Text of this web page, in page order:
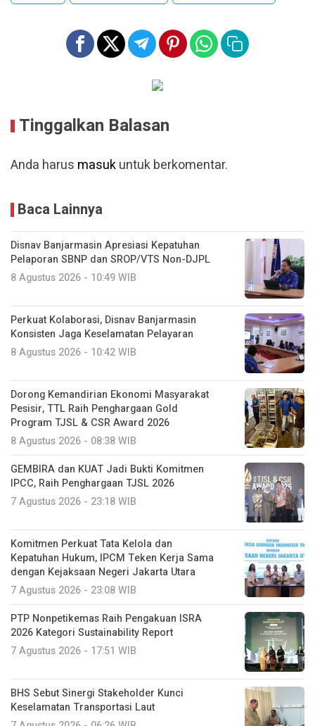
Tinggalkan Balasan
Anda harus masukuntuk berkomentar.
Baca Lainnya
Disnav Banjarmasin Apresiasi Kepatuhan
Pelaporan SBNP dan SROP/VTS Non-DJPL
8 Agustus 2026 - 10:49 WIB
Perkuat Kolaborasi, Disnav Banjarmasin
Konsisten Jaga Keselamatan Pelayaran
8 Agustus 2026 - 10:42 WIB
Dorong Kemandirian Ekonomi Masyarakat
Pesisir, TTL Raih Penghargaan Gold
Program TJSL & CSR Award 2026
8 Agustus 2026 - 08:38 WIB
GEMBIRA dan KUAT Jadi Bukti Komitmen
IPCC, Raih Penghargaan TJSL 2026
7 Agustus 2026 - 23:18 WIB
Komitmen Perkuat Tata Kelola dan
Kepatuhan Hukum, IPCM Teken Kerja Sama
dengan Kejaksaan Negeri Jakarta Utara
7 Agustus 2026 - 23:08 WIB
PTP Nonpetikemas Raih Pengakuan ISRA
2026 Kategori Sustainability Report
7 Agustus 2026 - 17:51 WIB
BHS Sebut Sinergi Stakeholder Kunci
Keselamatan Transportasi Laut